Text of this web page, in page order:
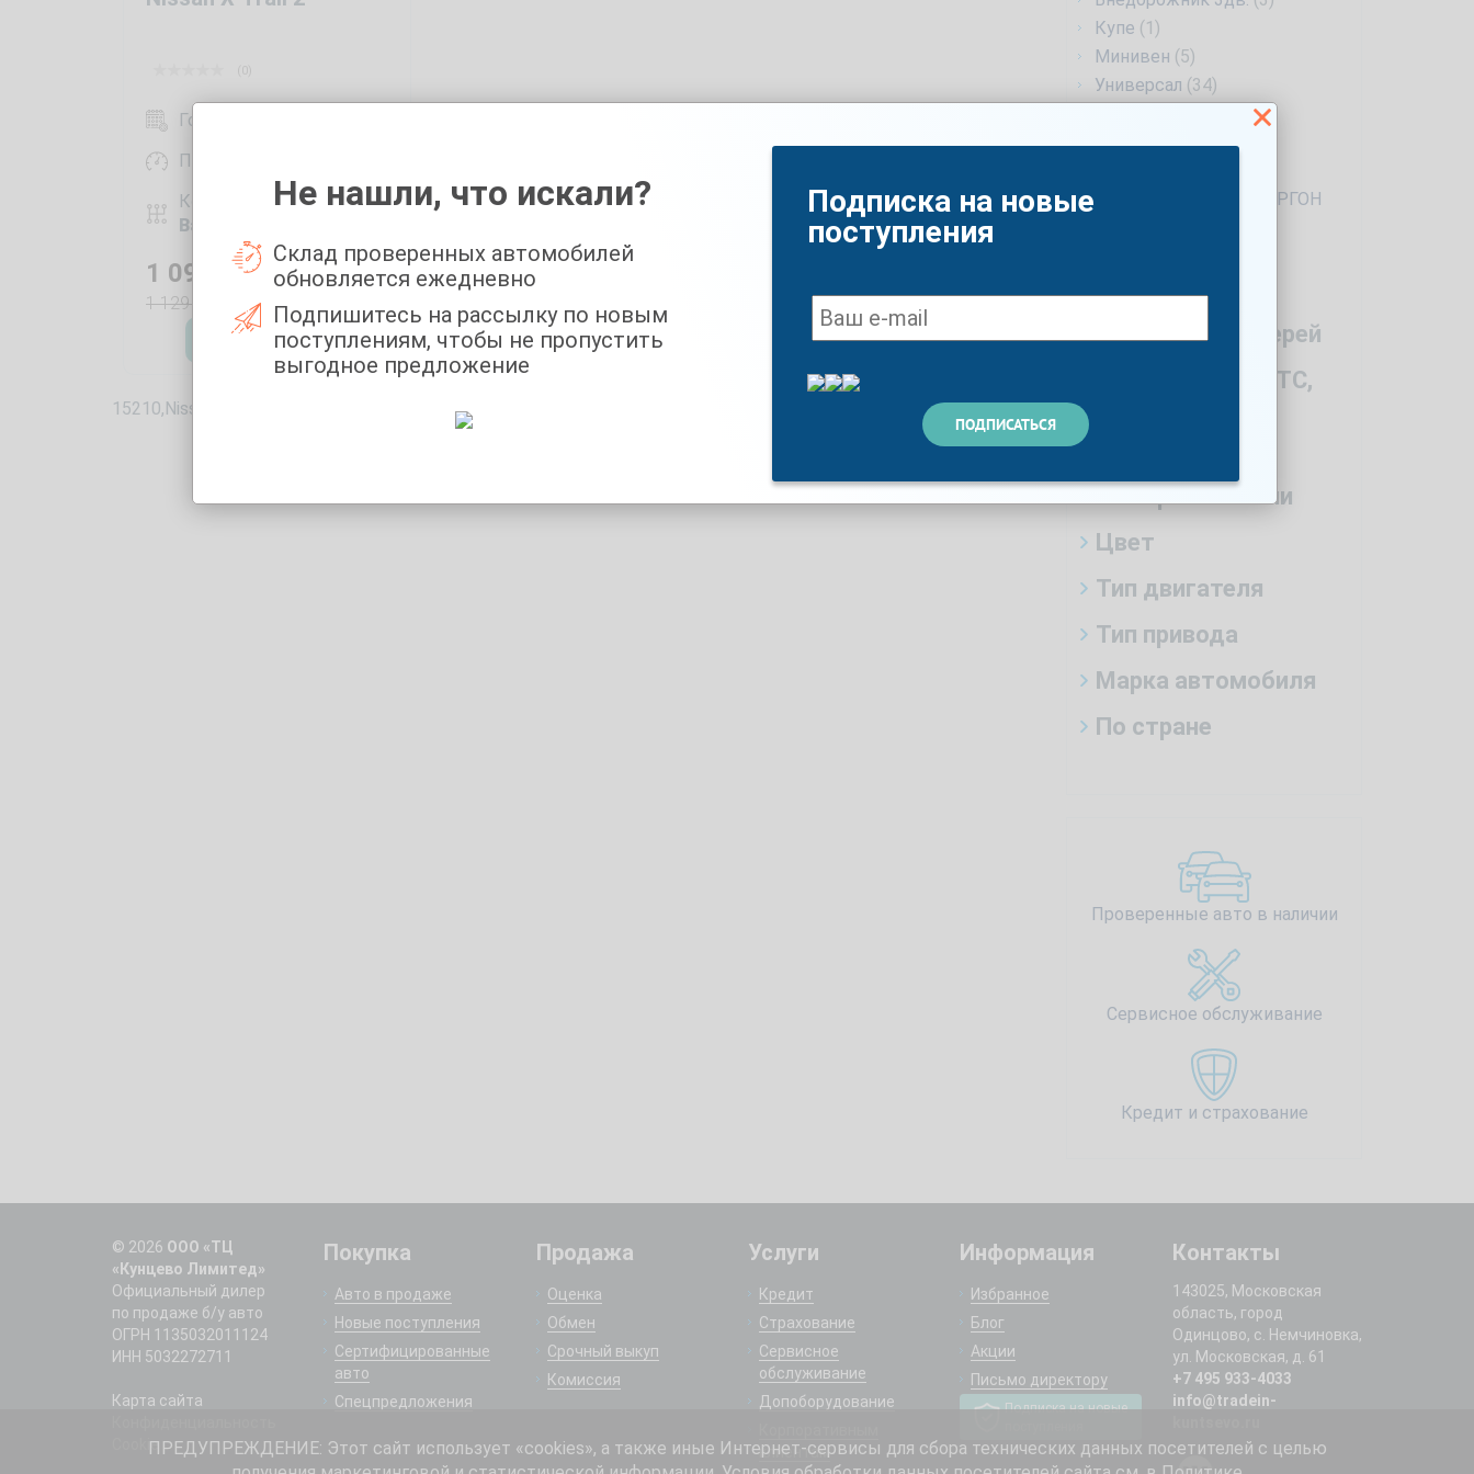
Купе (1)
Минивен (5)
Универсал (34)
Лифтбек (6)
ПРОМТОВАРНЫЙ ФУРГОН
Год
Количество дверей
Мощность по ПТС,
л.с.
Тип трансмиссии
Цвет
Тип двигателя
Тип привода
Марка автомобиля
По стране
Проверенные авто в наличии
Сервисное обслуживание
Кредит и страхование
Год выпуска:
Пробег:
Коробка передач:
Вариатор
1 090 000 ₽
1 129 000
Оставить заявку
15210,Nissan ! 15403,X-TRAIL !! 0,2016
Не нашли, что искали?
Склад проверенных автомобилей
обновляется ежедневно
Подпишитесь на рассылку по новым
поступлениям, чтобы не пропустить
выгодное предложение
Подписка на новые
поступления
© 2026 ООО «ТЦ
«Кунцево Лимитед»
Официальный дилер
по продаже б/у авто
ОГРН 1135032011124
ИНН 5032272711
Карта сайта
Cookie
Покупка
Авто в продаже
Новые поступления
Сертифицированные
авто
Спецпредложения
Продажа
Оценка
Обмен
Срочный выкуп
Комиссия
Услуги
Кредит
Страхование
Сервисное
обслуживание
Допоборудование
клиентам
Информация
Избранное
Блог
Акции
Письмо директору
Подписка на новые
Контакты
143025, Московская
область, город
Одинцово, с. Немчиновка,
ул. Московская, д. 61
+7 495 933-4033
info@tradein-
ПРЕДУПРЕЖДЕНИЕ: Этот сайт использует «cookies», а также иные Интернет-сервисы для сбора технических данных посетителей с целью